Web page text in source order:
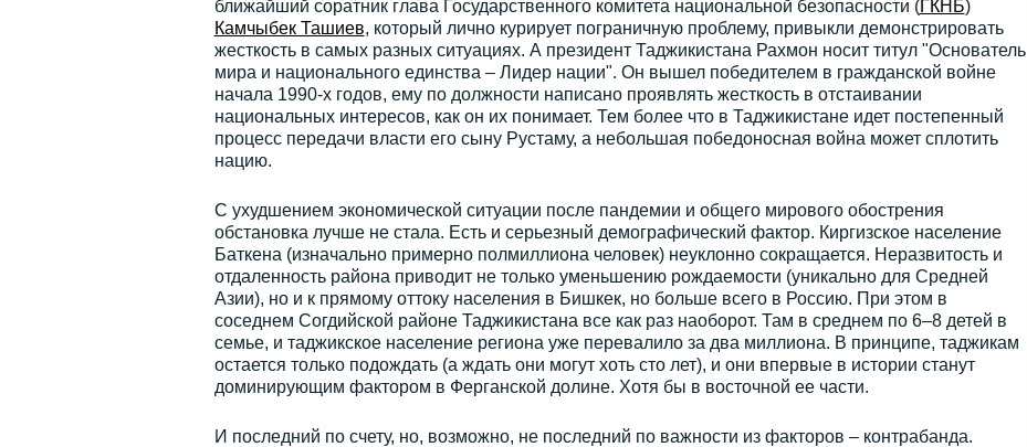
ближайший соратник глава Государственного комитета национальной безопасности (ГКНБ)
Камчыбек Ташиев, который лично курирует пограничную проблему, привыкли демонстрировать
жесткость в самых разных ситуациях. А президент Таджикистана Рахмон носит титул "Основатель
мира и национального единства – Лидер нации". Он вышел победителем в гражданской войне
начала 1990-х годов, ему по должности написано проявлять жесткость в отстаивании
национальных интересов, как он их понимает. Тем более что в Таджикистане идет постепенный
процесс передачи власти его сыну Рустаму, а небольшая победоносная война может сплотить
нацию.
С ухудшением экономической ситуации после пандемии и общего мирового обострения
обстановка лучше не стала. Есть и серьезный демографический фактор. Киргизское население
Баткена (изначально примерно полмиллиона человек) неуклонно сокращается. Неразвитость и
отдаленность района приводит не только уменьшению рождаемости (уникально для Средней
Азии), но и к прямому оттоку населения в Бишкек, но больше всего в Россию. При этом в
соседнем Согдийской районе Таджикистана все как раз наоборот. Там в среднем по 6–8 детей в
семье, и таджикское население региона уже перевалило за два миллиона. В принципе, таджикам
остается только подождать (а ждать они могут хоть сто лет), и они впервые в истории станут
доминирующим фактором в Ферганской долине. Хотя бы в восточной ее части.
И последний по счету, но, возможно, не последний по важности из факторов – контрабанда.